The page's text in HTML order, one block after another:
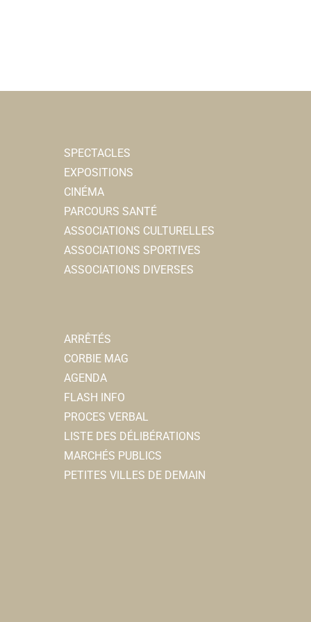
SPECTACLES
EXPOSITIONS
CINÉMA
PARCOURS SANTÉ
ASSOCIATIONS CULTURELLES
ASSOCIATIONS SPORTIVES
ASSOCIATIONS DIVERSES
ARRÊTÉS
CORBIE MAG
AGENDA
FLASH INFO
PROCES VERBAL
LISTE DES DÉLIBÉRATIONS
MARCHÉS PUBLICS
PETITES VILLES DE DEMAIN